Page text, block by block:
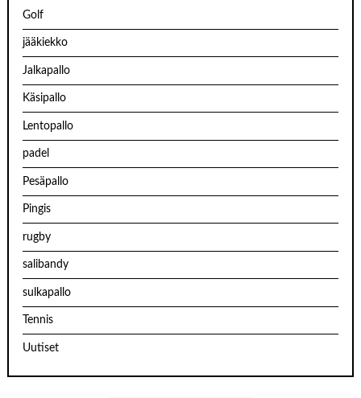
Golf
jääkiekko
Jalkapallo
Käsipallo
Lentopallo
padel
Pesäpallo
Pingis
rugby
salibandy
sulkapallo
Tennis
Uutiset